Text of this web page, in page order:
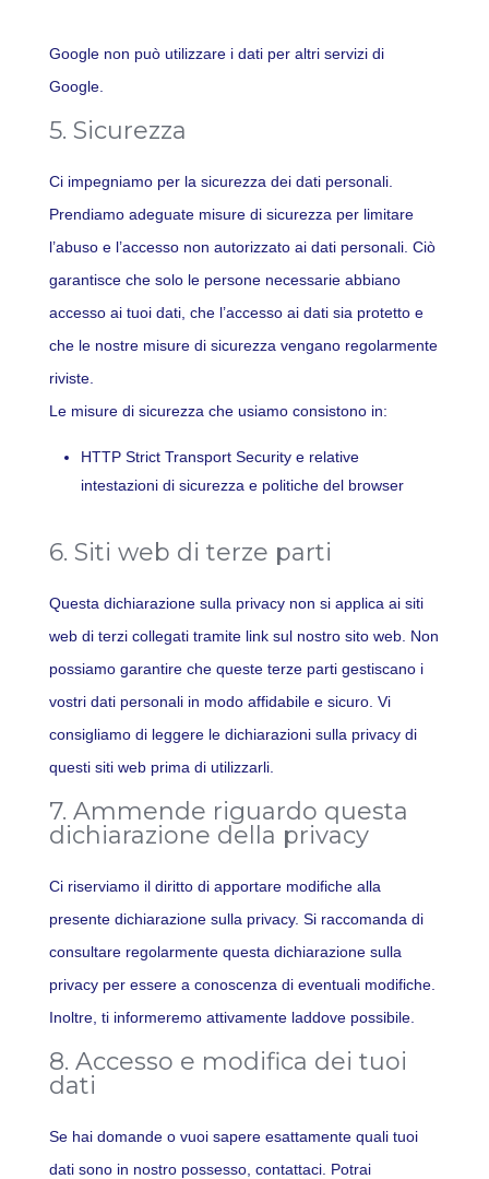
Google non può utilizzare i dati per altri servizi di
Google.
5. Sicurezza
Ci impegniamo per la sicurezza dei dati personali.
Prendiamo adeguate misure di sicurezza per limitare
l’abuso e l’accesso non autorizzato ai dati personali. Ciò
garantisce che solo le persone necessarie abbiano
accesso ai tuoi dati, che l’accesso ai dati sia protetto e
che le nostre misure di sicurezza vengano regolarmente
riviste.
Le misure di sicurezza che usiamo consistono in:
HTTP Strict Transport Security e relative
intestazioni di sicurezza e politiche del browser
6. Siti web di terze parti
Questa dichiarazione sulla privacy non si applica ai siti
web di terzi collegati tramite link sul nostro sito web. Non
possiamo garantire che queste terze parti gestiscano i
vostri dati personali in modo affidabile e sicuro. Vi
consigliamo di leggere le dichiarazioni sulla privacy di
questi siti web prima di utilizzarli.
7. Ammende riguardo questa
dichiarazione della privacy
Ci riserviamo il diritto di apportare modifiche alla
presente dichiarazione sulla privacy. Si raccomanda di
consultare regolarmente questa dichiarazione sulla
privacy per essere a conoscenza di eventuali modifiche.
Inoltre, ti informeremo attivamente laddove possibile.
8. Accesso e modifica dei tuoi
dati
Se hai domande o vuoi sapere esattamente quali tuoi
dati sono in nostro possesso, contattaci. Potrai